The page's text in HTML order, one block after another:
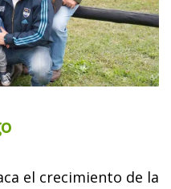
el crecimiento de la